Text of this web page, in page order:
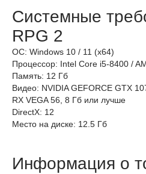
Системные
RPG 2
ОС: Windows 10 / 11 (x64)
Процессор: Intel Core i5-8400 /
Память: 12 Гб
Видео: NVIDIA GEFORCE GTX
RX VEGA 56, 8 Гб или лучше
DirectX: 12
Место на диске: 12.5 Гб
Информация о